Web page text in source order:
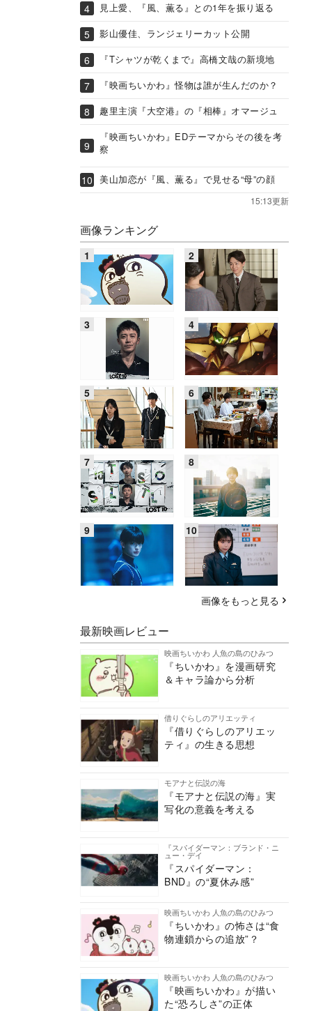
見上愛、『風、薫る』との1年を振り返る
影山優佳、ランジェリーカット公開
『Tシャツが乾くまで』高橋文哉の新境地
『映画ちいかわ』怪物は誰が生んだのか？
趣里主演『大空港』の『相棒』オマージュ
『映画ちいかわ』EDテーマからその後を考
察
美山加恋が『風、薫る』で見せる“母”の顔
15:13更新
画像ランキング
画像をもっと見る
最新映画レビュー
映画ちいかわ 人魚の島のひみつ
『ちいかわ』を漫画研究
＆キャラ論から分析
借りぐらしのアリエッティ
『借りぐらしのアリエッ
ティ』の生きる思想
モアナと伝説の海
『モアナと伝説の海』実
写化の意義を考える
『スパイダーマン：ブランド・ニ
ュー・デイ
『スパイダーマン：
BND』の“夏休み感”
映画ちいかわ 人魚の島のひみつ
『ちいかわ』の怖さは“食
物連鎖からの追放”？
映画ちいかわ 人魚の島のひみつ
『映画ちいかわ』が描い
た“恐ろしさ”の正体